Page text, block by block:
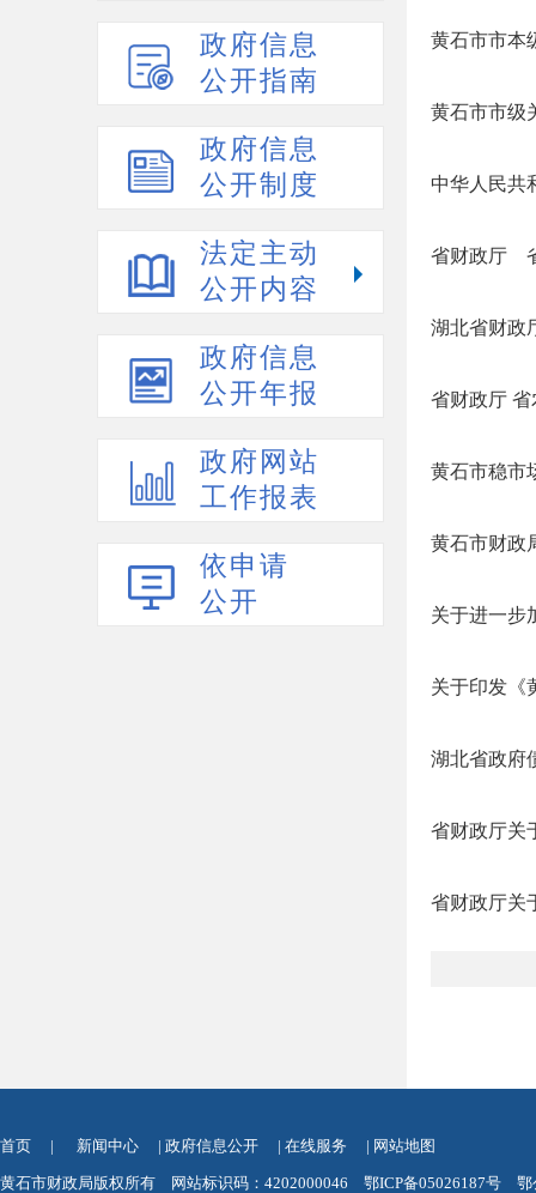
政府信息
公开指南
政府信息
公开制度
法定主动
公开内容
政府信息
公开年报
政府网站
工作报表
依申请
公开
黄石市市本
黄石市市级
中华人民共
省财政厅
湖北省财政
省财政厅
黄石市稳市
黄石市财政
关于进一步
关于印发《
湖北省政府
省财政厅关
省财政厅关
首页 | 新闻中心 | 政府信息公开 | 在线服务 | 网站地图
黄石市财政局版权所有 网站标识码：4202000046 鄂ICP备05026187号 鄂